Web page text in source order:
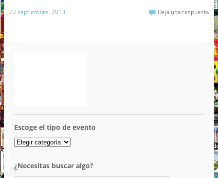
22 septiembre, 2013 Deja una respuesta
Escoge el tipo de evento
¿Necesitas buscar algo?